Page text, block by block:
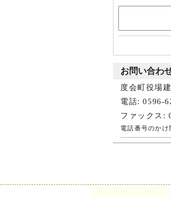
お問い合わ
度会町役場
電話: 0596-
ファックス:
電話番号のかけ